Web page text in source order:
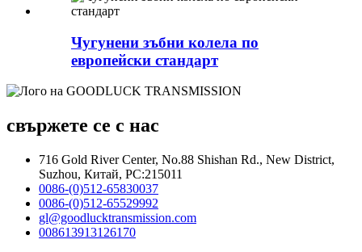
Чугунени зъбни колела по
европейски стандарт
свържете се с нас
716 Gold River Center, No.88 Shishan Rd., New District,
Suzhou, Китай, PC:215011
0086-(0)512-65830037
0086-(0)512-65529992
gl@goodlucktransmission.com
008613913126170